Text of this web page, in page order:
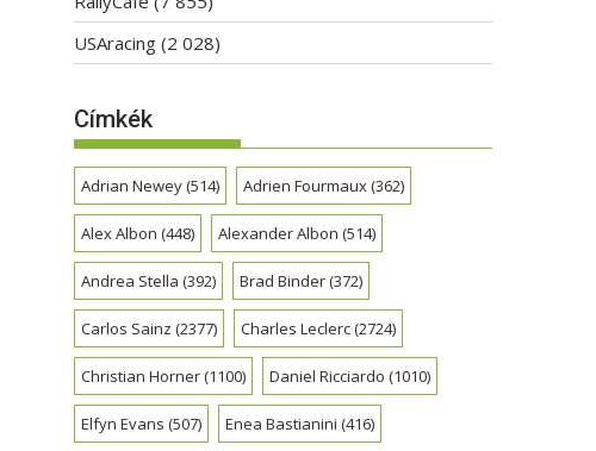
USAracing (2 028)
Címkék
Adrian Newey(514) Adrien Fourmaux(362)
Alex Albon (448) Alexander Albon (514)
Andrea Stella (392) Brad Binder(372)
Carlos Sainz (2377) Charles Leclerc(2724)
Christian Horner(1100) Daniel Ricciardo (1010)
Elfyn Evans (507) Enea Bastianini (416)